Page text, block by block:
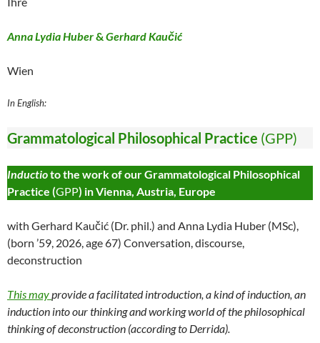
Anna Lydia Huber&Gerhard Kaučić
Wien
In English:
Grammatological Philosophical Practice (GPP)
Inductioto the work of our Grammatological Philosophical
Practice (GPP) in Vienna, Austria, Europe
with Gerhard Kaučić (Dr. phil.) and Anna Lydia Huber (MSc),
(born ’59, 2026, age 67) Conversation, discourse,
deconstruction
This mayprovide a facilitated introduction, a kind of induction, an
induction into our thinking and working world of the philosophical
thinking of deconstruction (according to Derrida).